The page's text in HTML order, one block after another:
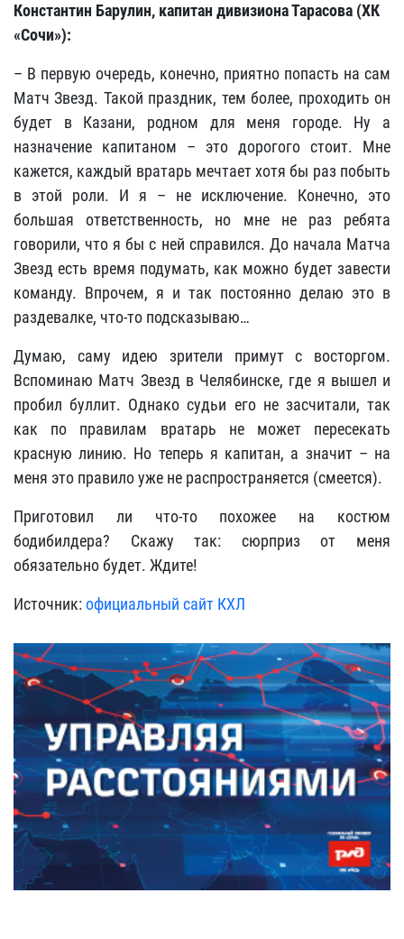
Константин Барулин, капитан дивизиона Тарасова (ХК
«Сочи»):
– В первую очередь, конечно, приятно попасть на сам
Матч Звезд. Такой праздник, тем более, проходить он
будет в Казани, родном для меня городе. Ну а
назначение капитаном – это дорогого стоит. Мне
кажется, каждый вратарь мечтает хотя бы раз побыть
в этой роли. И я – не исключение. Конечно, это
большая ответственность, но мне не раз ребята
говорили, что я бы с ней справился. До начала Матча
Звезд есть время подумать, как можно будет завести
команду. Впрочем, я и так постоянно делаю это в
раздевалке, что-то подсказываю…
Думаю, саму идею зрители примут с восторгом.
Вспоминаю Матч Звезд в Челябинске, где я вышел и
пробил буллит. Однако судьи его не засчитали, так
как по правилам вратарь не может пересекать
красную линию. Но теперь я капитан, а значит – на
меня это правило уже не распространяется (смеется).
Приготовил ли что-то похожее на костюм
бодибилдера? Скажу так: сюрприз от меня
обязательно будет. Ждите!
Источник:официальный сайт КХЛ